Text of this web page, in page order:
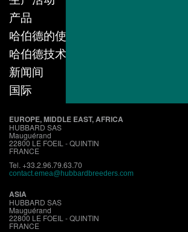
产品
哈伯德的使命
哈伯德技术
新闻间
国际
EUROPE, MIDDLE EAST, AFRICA
HUBBARD SAS
Mauguérand
22800 LE FOEIL - QUINTIN
FRANCE
Tel. +33.2.96.79.63.70
contact.emea@hubbardbreeders.com
ASIA
HUBBARD SAS
Mauguérand
22800 LE FOEIL - QUINTIN
FRANCE